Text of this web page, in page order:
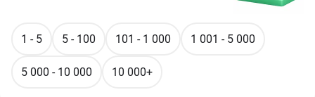
1 - 5 5 - 100 101 - 1 000 1 001 - 5 000
5 000 - 10 000 10 000+